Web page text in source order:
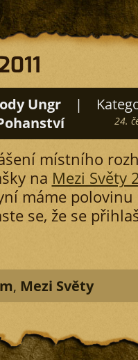
Ungr |
24.
místního
na Mezi Světy
máme
se, že se
, Mezi Světy